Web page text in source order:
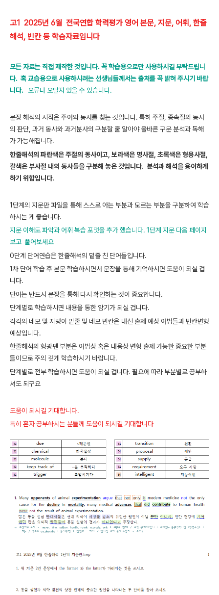
고1 2025년 6월 전국연합 학력평가 영어 본문, 지문, 어휘, 한줄
해석, 빈칸 등 학습자료입니다
모든 자료는 직접 제작한 것입니다. 꼭 학습용으로만 사용하시길 부탁드립니
다. 혹 교습용으로 사용하시려는 선생님들께서는 출처를 꼭 밝혀 주시기 바랍
니다.
오류나 오탈자 있을 수 있습니다.
문장 해석의 시작은 주어와 동사를 찾는 것입니다. 특히 주절, 종속절의 동사
의 판단, 과거 동사와 과거분사의 구분할 줄 알아야 올바른 구문 분석과 독해
가 가능해집니다.
한줄해석의 파란색은 주절의 동사이고, 보라색은 명사절, 초록색은 형용사절,
갈색은 부사절 내의 동사들을 구분해 놓은 것입니다. 분석과 해석을 용이하게
하기 위함입니다.
1단계의 지문만 파일을 통해 스스로 아는 부분과 모르는 부분을 구분하여 학습
하시는 게 좋습니다.
지문 이해도 파악과 어휘 복습 포맷을 추가 했습니다. 1단계 지문 다음 페이지
보고 풀어보세요
0단계 단어연습은 한줄해석의 밑줄 친 단어들입니다.
1차 단어 학습 후 본문 학습하시면서 문장을 통해 기억하시면 도움이 되실 겁
니다.
단어는 반드시 문장을 통해 다시 확인하는 것이 중요합니다.
단계별로 학습하시면 내용을 통한 암기가 되실 겁니다.
각각의 네모 및 지렁이 밑줄 및 네모 빈칸은 내신 출제 예상 어법들과 빈칸변형
예상입니다.
한줄해석의 형광펜 부분은 어법상 혹은 내용상 변형 출제 가능한 중요한 부분
들이므로 주의 깊게 학습하시기 바랍니다.
단계별로 전부 학습하시면 도움이 되실 겁니다. 필요에 따라 부분별로 공부하
셔도 되구요
도움이 되시길 기대합니다.
특히 혼자 공부하시는 분들께 도움이 되시길 기대합니다